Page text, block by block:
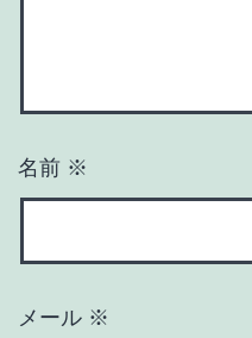
名前 ※
メール ※